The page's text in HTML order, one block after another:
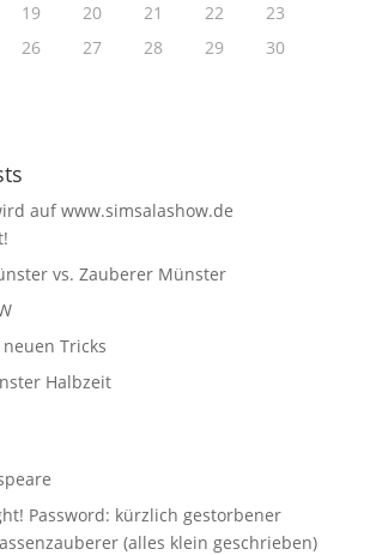
19 20 21 22
23
26 27 28 29
30
auf www.simsalashow.de
vs. Zauberer Münster
Tricks
Halbzeit
Password: kürzlich gestorbener
(alles klein geschrieben)